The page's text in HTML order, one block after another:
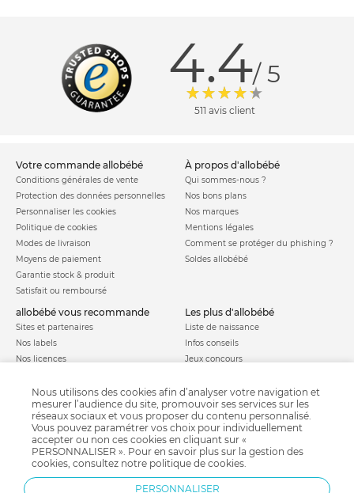
4.4/ 5
511 avis client
votre commande allobébé
Conditions générales de vente
Protection des données personnelles
Personnaliser les cookies
Politique de cookies
Modes de livraison
Moyens de paiement
Garantie stock & produit
Satisfait ou remboursé
à propos d'allobébé
Qui sommes-nous ?
Nos bons plans
Nos marques
Mentions légales
Comment se protéger du phishing ?
Soldes allobébé
allobébé vous recommande
Sites et partenaires
Nos labels
Nos licences
les plus d'allobébé
Liste de naissance
Infos conseils
Jeux concours
Parrainage
Paiement sécurisé
Charte qualité
Nous utilisons des cookies afin d’analyser votre navigation et
mesurer l’audience du site, promouvoir ses services sur les
réseaux sociaux et vous proposer du contenu personnalisé.
Vous pouvez paramétrer vos choix pour individuellement
accepter ou non ces cookies en cliquant sur «
PERSONNALISER ». Pour en savoir plus sur la gestion des
cookies, consultez notre politique de cookies.
PERSONNALISER